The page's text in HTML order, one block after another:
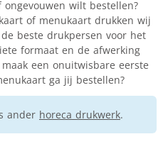
wilt bestellen?
of menukaart drukken wij
beste drukpersen voor het
formaat en de afwerking
een onuitwisbare eerste
ga jij bestellen?
ander horeca drukwerk.